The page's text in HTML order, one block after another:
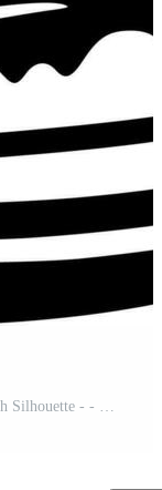
Geburtstag Kuchen, minimalistisch und einfach Silhouette - - Vektor Illustration Pro-Vektor und Pro-SVG